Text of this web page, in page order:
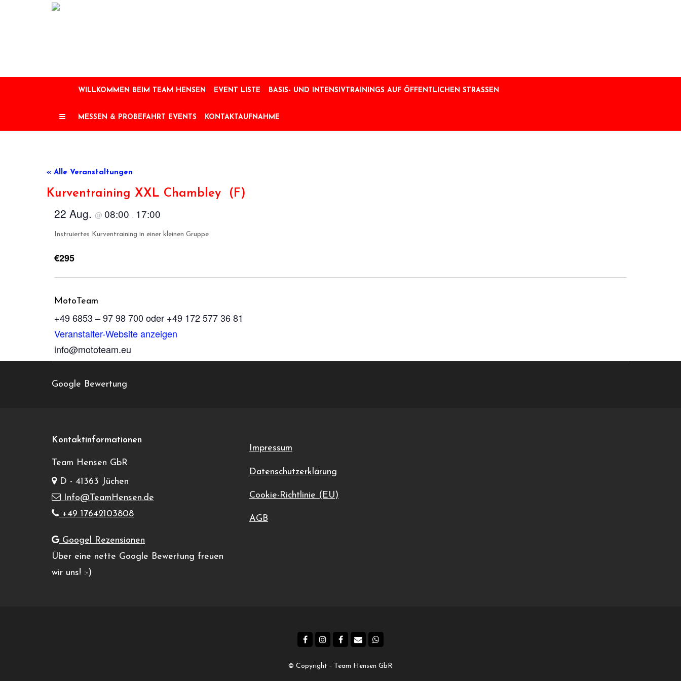
WILLKOMMEN BEIM TEAM HENSEN EVENT LISTE BASIS- UND INTENSIVTRAININGS AUF ÖFFENTLICHEN STRASSEN
MESSEN & PROBEFAHRT EVENTS KONTAKTAUFNAHME
« Alle Veranstaltungen
Kurventraining XXL Chambley (F)
22 Aug. @ 08:00 . 17:00
Instruiertes Kurventraining in einer kleinen Gruppe
€295
MotoTeam
+49 6853 – 97 98 700 oder +49 172 577 36 81
Veranstalter-Website anzeigen
info@mototeam.eu
Saint-Julien-lès-Gorze
Google Karte anzeigen
+33 3 82 21 98 02
Veranstaltungsort-Website
anzeigen
Kurventraining XXL, Chambley
Google Bewertung
Kontaktinformationen
Team Hensen GbR
D - 41363 Jüchen
Info@TeamHensen.de
+49 17642103808
Googel Rezensionen
Über eine nette Google Bewertung freuen
wir uns! :-)
Impressum
Datenschutzerklärung
Cookie-Richtlinie (EU)
AGB
© Copyright - Team Hensen GbR